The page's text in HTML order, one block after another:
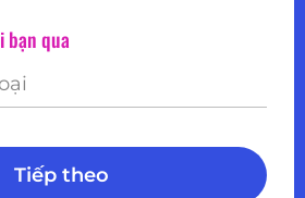
bạn qua
Tiếp theo